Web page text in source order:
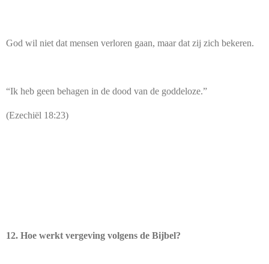
God wil niet dat mensen verloren gaan, maar dat zij zich bekeren.
“Ik heb geen behagen in de dood van de goddeloze.”
(Ezechiël 18:23)
12. Hoe werkt vergeving volgens de Bijbel?